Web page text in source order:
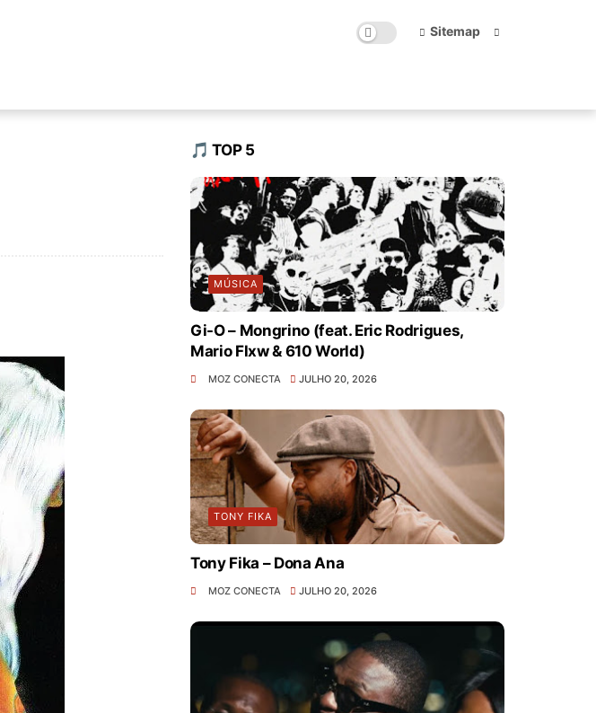
Sitemap
🎵 TOP 5
MÚSICA
Gi-O – Mongrino (feat. Eric Rodrigues,
Mario Flxw & 610 World)
MOZ CONECTA JULHO 20, 2026
TONY FIKA
Tony Fika – Dona Ana
MOZ CONECTA JULHO 20, 2026